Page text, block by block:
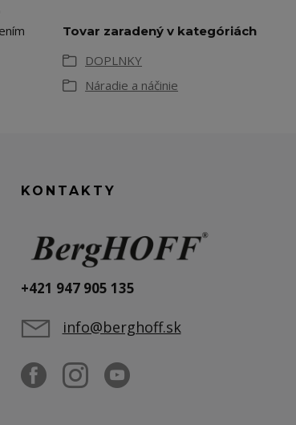
Tovar zaradený v kategóriách
DOPLNKY
Náradie a náčinie
KONTAKTY
+421 947 905 135
info@berghoff.sk